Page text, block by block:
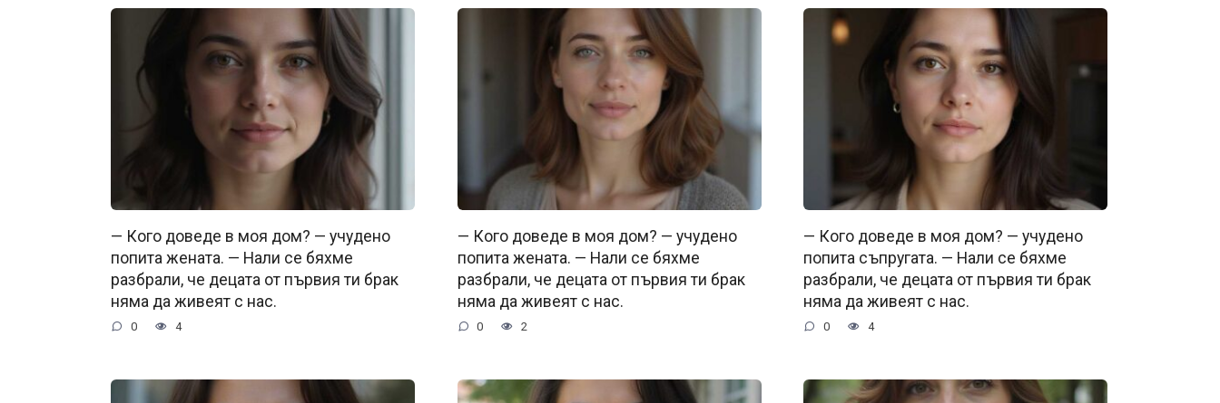
— Кого доведе в моя дом? — учудено
попита жената. — Нали се бяхме
разбрали, че децата от първия ти брак
няма да живеят с нас.
0 4
— Кого доведе в моя дом? — учудено
попита жената. — Нали се бяхме
разбрали, че децата от първия ти брак
няма да живеят с нас.
0 2
— Кого доведе в моя дом? — учудено
попита съпругата. — Нали се бяхме
разбрали, че децата от първия ти брак
няма да живеят с нас.
0 4